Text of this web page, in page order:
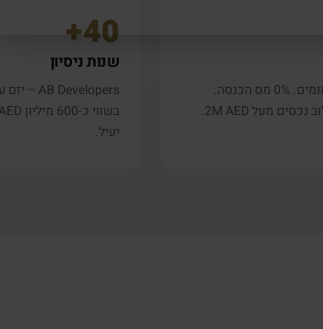
בעלות מלאה לזרים מכל הלאומים. 0% מס הכנסה.
40+
שנות ניסיון
יעיל.